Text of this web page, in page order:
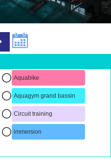
Aquabike
Aquagym grand bassin
Circuit training
immersion